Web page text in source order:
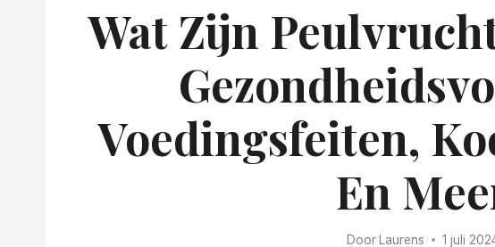
Wat Zijn
Voedingsfeiten,
En
Door Laurens 1 juli